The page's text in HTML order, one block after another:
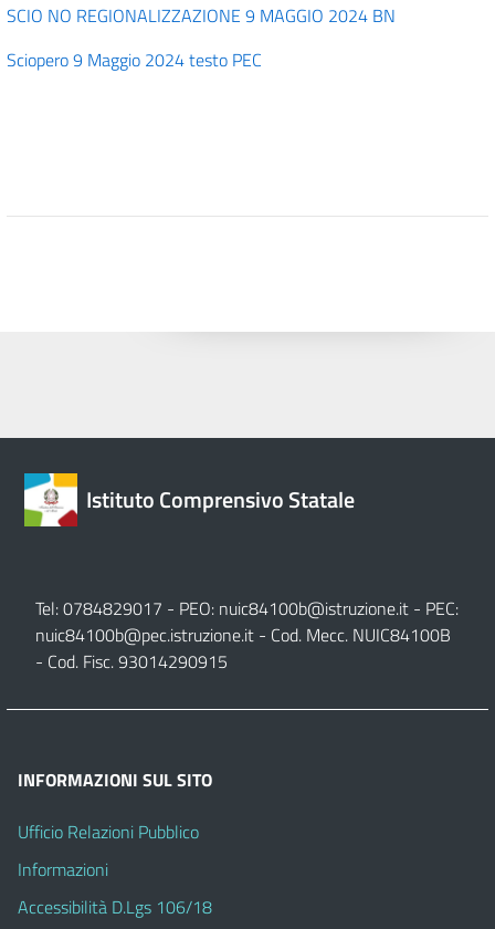
SCIO NO REGIONALIZZAZIONE 9 MAGGIO 2024 BN
Sciopero 9 Maggio 2024 testo PEC
Istituto Comprensivo Statale
Tel: 0784829017 - PEO: nuic84100b@istruzione.it - PEC:
nuic84100b@pec.istruzione.it - Cod. Mecc. NUIC84100B
- Cod. Fisc. 93014290915
INFORMAZIONI SUL SITO
Ufficio Relazioni Pubblico
Informazioni
Accessibilità D.Lgs 106/18